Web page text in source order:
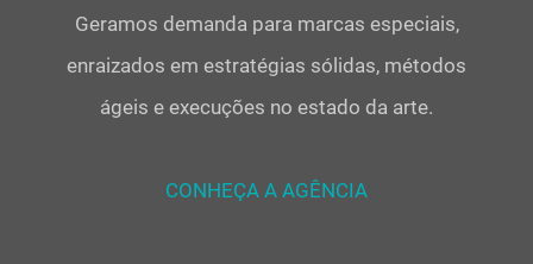
Geramos demanda para marcas especiais,
enraizados em estratégias sólidas, métodos
ágeis e execuções no estado da arte.
CONHEÇA A AGÊNCIA